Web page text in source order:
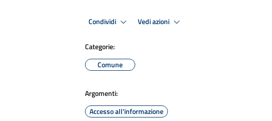
Condividi Vedi azioni
Categorie:
Comune
Argomenti:
Accesso all'informazione